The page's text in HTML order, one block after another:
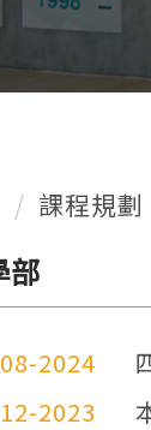
課程規劃
部
2024
2023